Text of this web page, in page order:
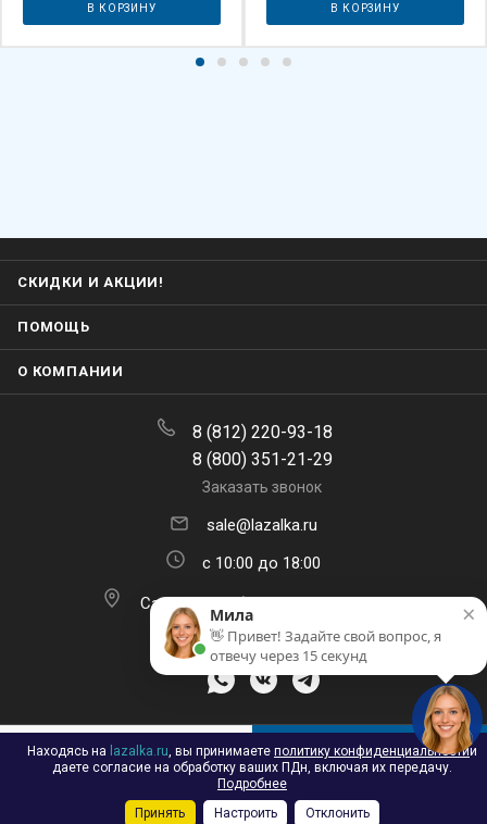
В КОРЗИНУ
В КОРЗИНУ В КОРЗИНУ
СКИДКИ И АКЦИИ!
ПОМОЩЬ
О КОМПАНИИ
8 (812) 220-93-18
8 (800) 351-21-29
Заказать звонок
sale@lazalka.ru
с 10:00 до 18:00
Санкт-Петербург, ул. Литовская,
д.16
ПОДПИСАТЬСЯ НА РАССЫЛКУ
Находясь на lazalka.ru, вы принимаете политику конфиденциальностии
даете согласие на обработку ваших ПДн, включая их передачу.
Подробнее
Принять
Настроить Отклонить
×
Мила
👋 Привет! Задайте свой вопрос, я
отвечу через 15 секунд